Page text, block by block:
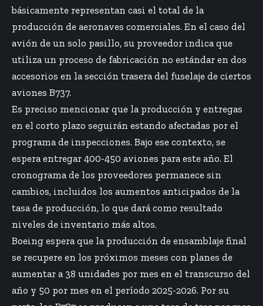
básicamente representan casi el total de la
producción de aeronaves comerciales. En el caso del
avión de un solo pasillo, su proveedor indica que
utiliza un proceso de fabricación no estándar en dos
accesorios en la sección trasera del fuselaje de ciertos
aviones B737.
Es preciso mencionar que la producción y entregas
en el corto plazo seguirán estando afectadas por el
programa de inspecciones. Bajo ese contexto, se
espera entregar 400-450 aviones para este año. El
cronograma de los proveedores permanece sin
cambios, incluidos los aumentos anticipados de la
tasa de producción, lo que dará como resultado
niveles de inventario más altos.
Boeing espera que la producción de ensamblaje final
se recupere en los próximos meses con planes de
aumentar a 38 unidades por mes en el transcurso del
año y 50 por mes en el período 2025-2026. Por su